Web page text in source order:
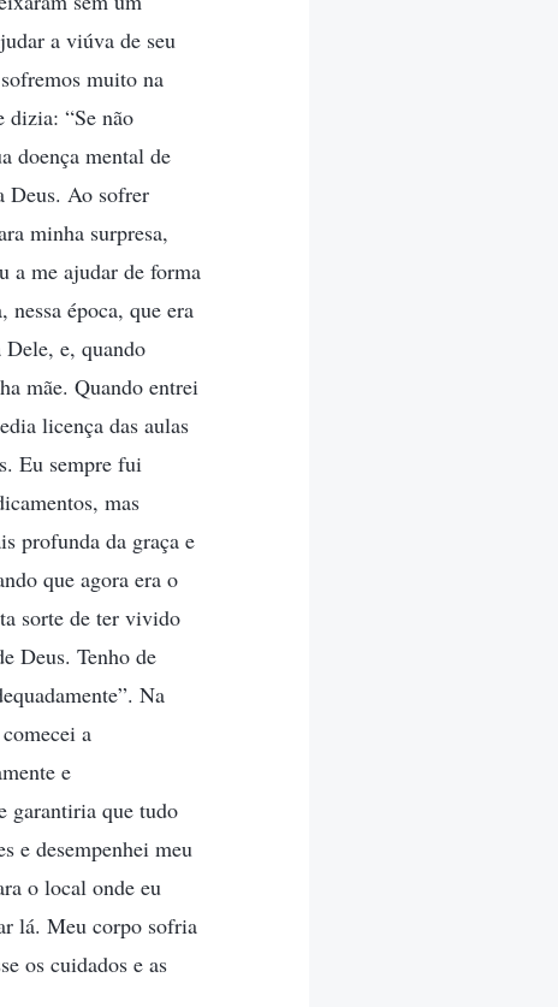
a viúva de seu
muito na
dizia: “Se não
doença mental de
Deus. Ao sofrer
minha surpresa,
a me ajudar de forma
época, que era
Dele, e, quando
mãe. Quando entrei
licença das aulas
Eu sempre fui
mas
profunda da graça e
que agora era o
sorte de ter vivido
Deus. Tenho de
Na
a
e
garantiria que tudo
e desempenhei meu
o local onde eu
lá. Meu corpo sofria
os cuidados e as